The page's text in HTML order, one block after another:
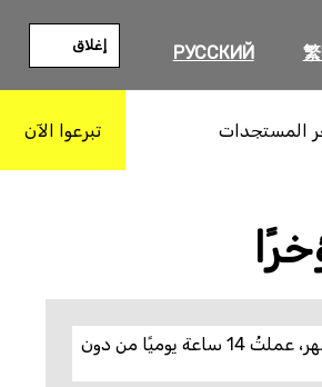
РУССКИЙ إغلاق
المستجدات تبرعوا الآن
“لمدة خمسة أشهر، عملتُ 14 ساعة يوميًا من دون